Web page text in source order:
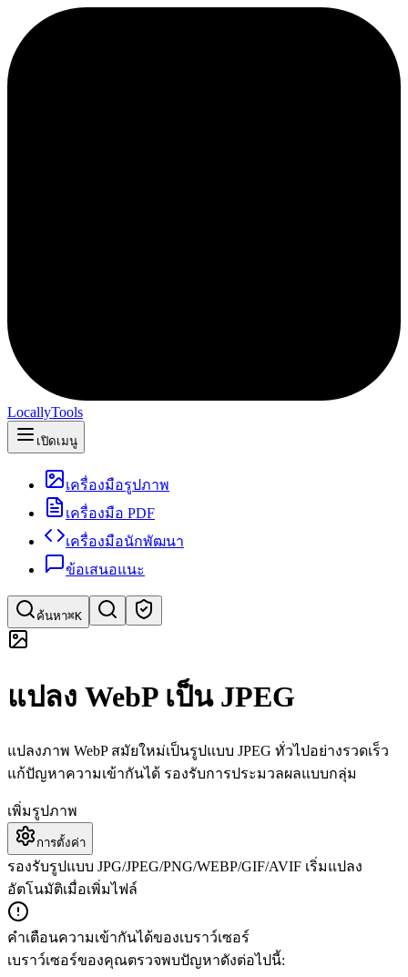
LocallyTools
เปิดเมนู
เครื่องมือรูปภาพ
เครื่องมือ PDF
เครื่องมือนักพัฒนา
ข้อเสนอแนะ
ค้นหา⌘K
ค้นหาด่วนสำหรับเครื่องมือ
แปลง WebP เป็น JPEG
แปลงภาพ WebP สมัยใหม่เป็นรูปแบบ JPEG ทั่วไปอย่างรวดเร็ว
แก้ปัญหาความเข้ากันได้ รองรับการประมวลผลแบบกลุ่ม
เพิ่มรูปภาพ
การตั้งค่า
รองรับรูปแบบ JPG/JPEG/PNG/WEBP/GIF/AVIF เริ่มแปลง
อัตโนมัติเมื่อเพิ่มไฟล์
คำเตือนความเข้ากันได้ของเบราว์เซอร์
เบราว์เซอร์ของคุณตรวจพบปัญหาดังต่อไปนี้: